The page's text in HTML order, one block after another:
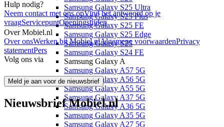
Samsung Galaxy S25 Ultra
Samsung Galaxy S25 Plus
Samsung Galaxy S25 FE
Samsung Galaxy S25 Edge
Samsung Galaxy S25
Samsung Galaxy S24 FE
Samsung Galaxy A
Samsung Galaxy A57 5G
Samsung Galaxy A56 5G
Samsung Galaxy A55 5G
Samsung Galaxy A37 5G
Samsung Galaxy A36 5G
Samsung Galaxy A35 5G
Samsung Galaxy A27 5G
Hulp nodig?
Neem contact met ons opVind het antwoord op je
vraagServicepuntOpeningstijden
Over Mobiel.nl
Over onsWerken bij Mobiel.nlAlgemene voorwaardenPrivacy
statementPers
Volg ons via
Meld je aan voor de nieuwsbrief
Nieuwsbrief Mobiel.nl